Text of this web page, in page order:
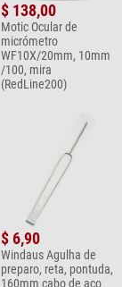
$ 138,00
Motic Ocular de
micrómetro
WF10X/20mm, 10mm
/100, mira
(RedLine200)
$ 6,90
Windaus Agulha de
preparo, reta, pontuda,
160mm cabo de aço